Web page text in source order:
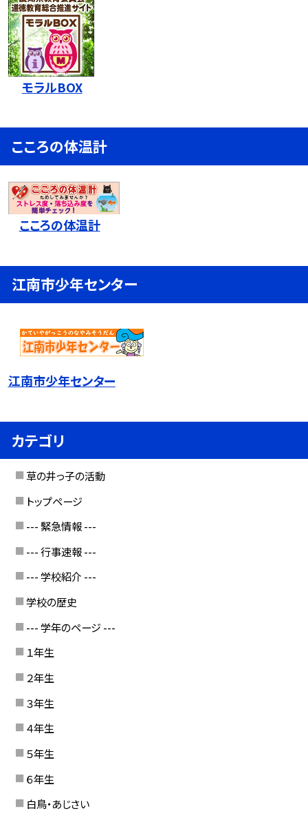
モラルBOX
こころの体温計
こころの体温計
江南市少年センター
江南市少年センター
カテゴリ
草の井っ子の活動
トップページ
--- 緊急情報 ---
--- 行事速報 ---
--- 学校紹介 ---
学校の歴史
--- 学年のページ ---
１年生
２年生
３年生
４年生
５年生
６年生
白鳥・あじさい